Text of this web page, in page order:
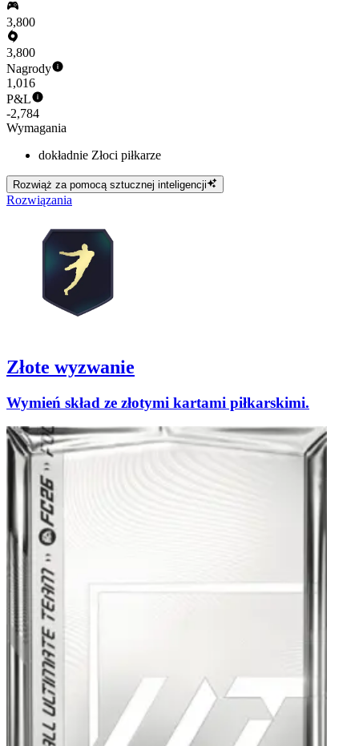
3,800
3,800
Nagrody
1,016
P&L
-2,784
Wymagania
dokładnie Złoci piłkarze
Rozwiąż za pomocą sztucznej inteligencji
Rozwiązania
Złote wyzwanie
Wymień skład ze złotymi kartami piłkarskimi.